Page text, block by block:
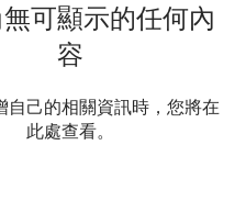
可顯示的任何內
容
自己的相關資訊時，您將在
此處查看。